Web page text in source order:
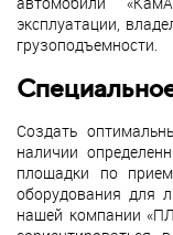
эксплуатации,
грузоподъемности.
Создать
наличии
площадки по
оборудования для
нашей компании